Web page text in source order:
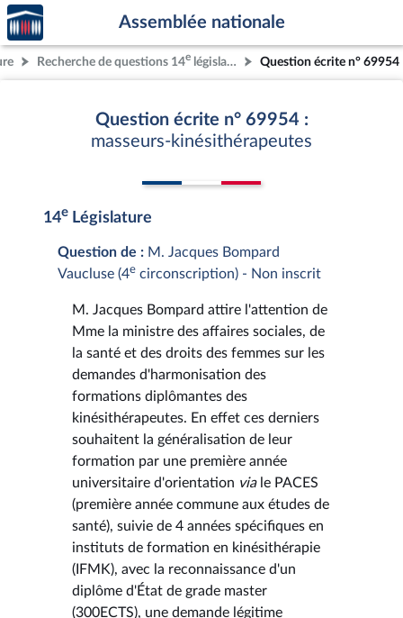
Aller au contenu
Aller en bas de la page
Accèder
à la
page
d'accueil
Assemblée nationale
Recherche de questions 14e législature Question écrite n° 69954
Question écrite n° 69954 :
masseurs-kinésithérapeutes
14e Législature
Question de : M. Jacques Bompard
Vaucluse (4e circonscription) - Non inscrit
M. Jacques Bompard attire l'attention de
Mme la ministre des affaires sociales, de
la santé et des droits des femmes sur les
demandes d'harmonisation des
formations diplômantes des
kinésithérapeutes. En effet ces derniers
souhaitent la généralisation de leur
formation par une première année
universitaire d'orientation viale PACES
(première année commune aux études de
santé), suivie de 4 années spécifiques en
instituts de formation en kinésithérapie
(IFMK), avec la reconnaissance d'un
diplôme d'État de grade master
(300ECTS), une demande légitime